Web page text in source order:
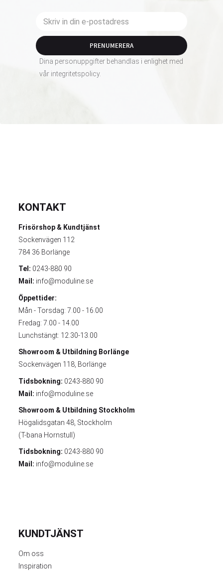
PRENUMERERA
Dina personuppgifter behandlas i enlighet med
vår integritetspolicy.
KONTAKT
Frisörshop & Kundtjänst
Sockenvägen 112
784 36 Borlänge
Tel: 0243-880 90
Mail: info@moduline.se
Öppettider:
Mån - Torsdag: 7.00 - 16.00
Fredag: 7.00 - 14.00
Lunchstängt: 12.30-13.00
Showroom & Utbildning Borlänge
Sockenvägen 118, Borlänge
Tidsbokning: 0243-880 90
Mail: info@moduline.se
Showroom & Utbildning Stockholm
Högalidsgatan 48, Stockholm
(T-bana Hornstull)
Tidsbokning: 0243-880 90
Mail: info@moduline.se
KUNDTJÄNST
Om oss
Inspiration